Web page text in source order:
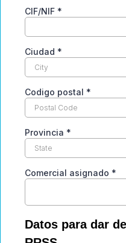
CIF/NIF *
Ciudad *
Codigo postal *
Provincia *
Comercial asignado *
Datos para dar